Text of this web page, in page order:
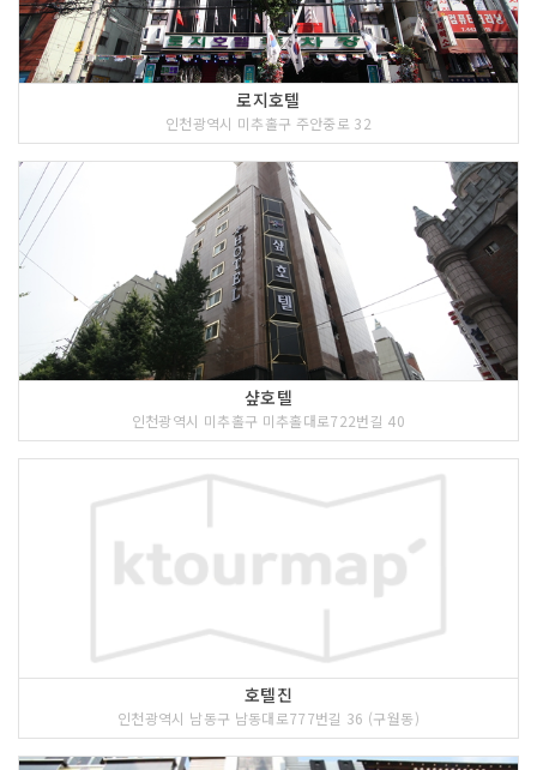
로지호텔
인천광역시 미추홀구 주안중로 32
샾호텔
인천광역시 미추홀구 미추홀대로722번길 40
호텔진
인천광역시 남동구 남동대로777번길 36 (구월동)